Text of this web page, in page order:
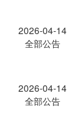
2026-04-14
全部公告
2026-04-14
全部公告